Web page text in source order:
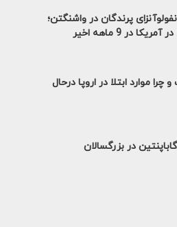
پرندگان در واشنگتن؛
در 9 ماهه اخیر
موارد ابتلا در اروپا درحال
در بزرگسالان